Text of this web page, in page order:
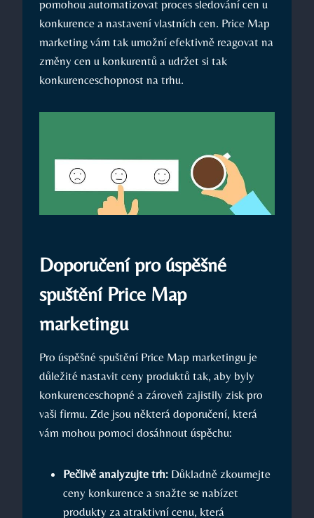
pomohou automatizovat proces sledování cen u
konkurence a nastavení vlastních cen. Price Map
marketing vám tak umožní efektivně reagovat na
změny cen u konkurentů a udržet si tak
konkurenceschopnost na trhu.
Doporučení pro úspěšné
spuštění Price Map
marketingu
Pro úspěšné spuštění Price Map marketingu je
důležité nastavit ceny produktů tak, aby byly
konkurenceschopné a zároveň zajistily zisk pro
vaši firmu. Zde jsou některá doporučení, která
vám mohou pomoci dosáhnout úspěchu:
Pečlivě analyzujte trh: Důkladně zkoumejte
ceny konkurence a snažte se nabízet
produkty za atraktivní cenu, která